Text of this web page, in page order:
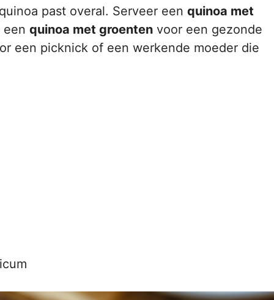
past overal. Serveer een quinoa met
quinoa met groenten voor een gezonde
een picknick of een werkende moeder die